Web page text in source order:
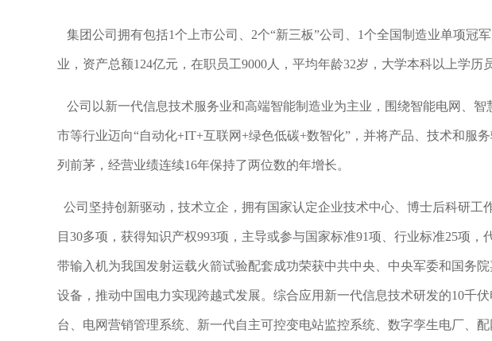
集团公司拥有包括1个上市公司、2个“新三板”公司、1个全国制造业单项冠
业，资产总额124亿元，在职员工9000人，平均年龄32岁，大学本科以上学历
公司以新一代信息技术服务业和高端智能制造业为主业，围绕智能电网、
市等行业迈向“自动化+IT+互联网+绿色低碳+数智化”，并将产品、技术和服
列前茅，经营业绩连续16年保持了两位数的年增长。
公司坚持创新驱动，技术立企，拥有国家认定企业技术中心、博士后科研
目30多项，获得知识产权993项，主导或参与国家标准91项、行业标准25项
带输入机为我国发射运载火箭试验配套成功荣获中共中央、中央军委和国务
设备，推动中国电力实现跨越式发展。综合应用新一代信息技术研发的10千
台、电网营销管理系统、新一代自主可控变电站监控系统、数字孪生电厂